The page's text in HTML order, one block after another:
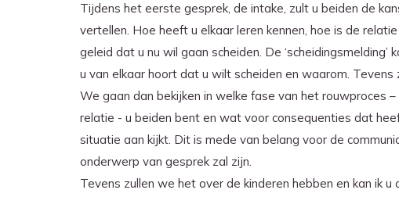
Tijdens het eerste gesprek, de intake, zult u beiden de
vertellen. Hoe heeft u elkaar leren kennen, hoe is de
geleid dat u nu wil gaan scheiden. De
u van elkaar hoort dat u wilt scheiden en waarom. Tevens
We gaan dan bekijken in welke fase van het rouwproces
relatie ­- u beiden bent en wat voor consequenties dat
situatie aan kijkt. Dit is mede van belang voor de
onderwerp van gesprek zal zijn.
Tevens zullen we het over de kinderen hebben en kan ik